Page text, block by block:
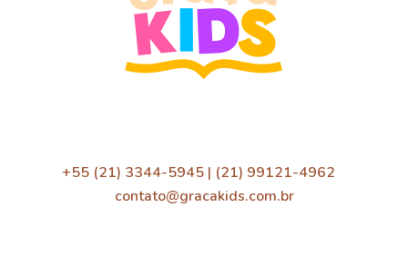
+55 (21) 3344-5945 | (21) 99121-4962
contato@gracakids.com.br